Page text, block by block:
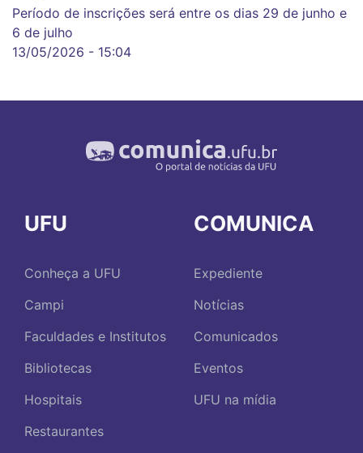
Período de inscrições será entre os dias 29 de junho e
6 de julho
13/05/2026 - 15:04
UFU
Conheça a UFU
Campi
Faculdades e Institutos
Bibliotecas
Hospitais
Restaurantes
COMUNICA
Expediente
Notícias
Comunicados
Eventos
UFU na mídia